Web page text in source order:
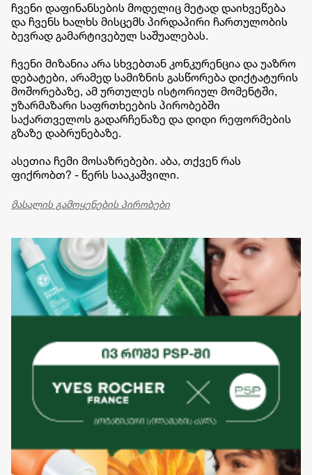
ჩვენი დაფინანსების მოდელიც მეტად დაიხვეწება
და ჩვენს ხალხს მისცემს პირდაპირი ჩართულობის
ბევრად გამარტივებულ საშუალებას.
ჩვენი მიზანია არა სხვებთან კონკურენცია და უაზრო
დებატები, არამედ სამიზნის გასწორება დიქტატურის
მოშორებაზე, ამ ურთულეს ისტორიულ მომენტში,
უზარმაზარი საფრთხეების პირობებში
საქართველოს გადარჩენაზე და დიდი რეფორმების
გზაზე დაბრუნებაზე.
ასეთია ჩემი მოსაზრებები. აბა, თქვენ რას
ფიქრობთ? - წერს სააკაშვილი.
მასალის გამოყენების პირობები